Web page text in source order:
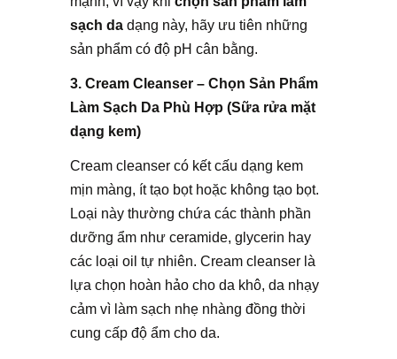
sạch da dạng này, hãy ưu tiên những
sản phẩm có độ pH cân bằng.
3. Cream Cleanser – Chọn Sản Phẩm
Làm Sạch Da Phù Hợp (Sữa rửa mặt
dạng kem)
Cream cleanser có kết cấu dạng kem
mịn màng, ít tạo bọt hoặc không tạo bọt.
Loại này thường chứa các thành phần
dưỡng ẩm như ceramide, glycerin hay
các loại oil tự nhiên. Cream cleanser là
lựa chọn hoàn hảo cho da khô, da nhạy
cảm vì làm sạch nhẹ nhàng đồng thời
cung cấp độ ẩm cho da.